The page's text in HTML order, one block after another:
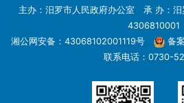
主办：汨罗市人民政府办公室 承 办：
4306810001
湘公网安备：43068102001119号
备
联系电话：0730-